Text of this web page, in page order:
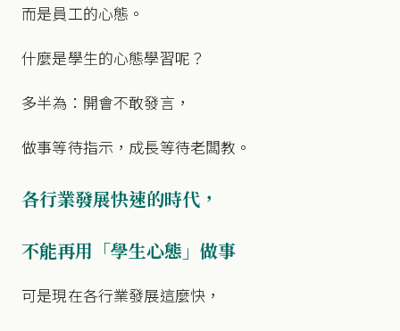
而是員工的心態。
什麼是學生的心態學習呢？
多半為：開會不敢發言，
做事等待指示，成長等待老闆教。
各行業發展快速的時代，
不能再用「學生心態」做事
可是現在各行業發展這麼快，